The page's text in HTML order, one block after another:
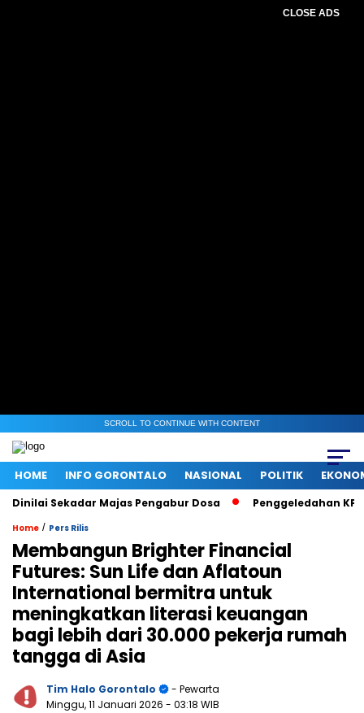
CLOSE ADS
SCROLL TO CONTINUE WITH CONTENT
HOME INFO GORONTALO NASIONAL POLITIK
Sekadar Majas Pengabur Dosa Penggeledahan KPK di
Home / Pers Rilis
Membangun Brighter Financial
Futures: Sun Life dan Aflatoun
International bermitra untuk
meningkatkan literasi keuangan
bagi lebih dari 30.000 pekerja rumah
tangga di Asia
Tim Halo Gorontalo
- Pewarta
Minggu, 11 Januari 2026 - 03:18 WIB